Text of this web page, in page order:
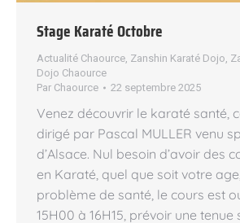
Stage Karaté Octobre
Actualité Chaource Zanshin Karaté Dojo
Dojo Chaource
Par Chaource 22 septembre 2025
Venez découvrir le karaté santé,
dirigé par Pascal MULLER venu
d’Alsace. Nul besoin d’avoir des
en Karaté, quel que soit votre
problème de santé, le cours est
15H00 à 16H15, prévoir une